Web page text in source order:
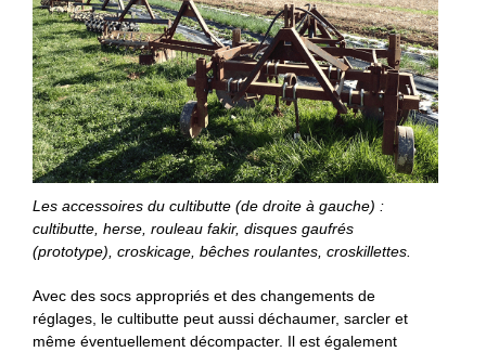
Les accessoires du cultibutte (de droite à gauche) :
cultibutte, herse, rouleau fakir, disques gaufrés
(prototype), croskicage, bêches roulantes, croskillettes.
Avec des socs appropriés et des changements de
réglages, le cultibutte peut aussi déchaumer, sarcler et
même éventuellement décompacter. Il est également